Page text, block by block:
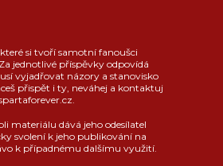
si tvoří samotní fanoušci
jednotlivé příspěvky odpovídá
vyjadřovat názory a stanovisko
přispět i ty, neváhej a kontaktuj
materiálu dává jeho odesílatel
svolení k jeho publikování na
k případnému dalšímu využití.